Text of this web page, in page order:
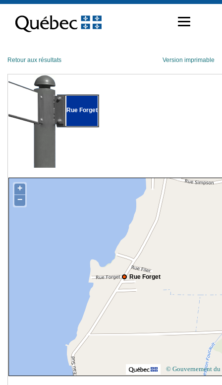
contenu
Retour aux résultats Version imprimable
Rue Forget
Rue Forget
+
−
© Gouvernement du